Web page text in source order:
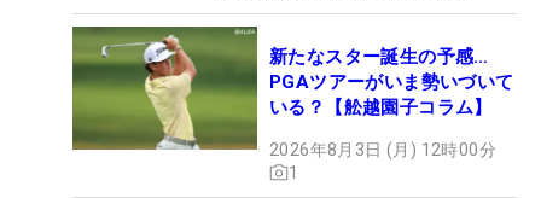
新たなスター誕生の予感…
PGAツアーがいま勢いづいて
いる？【舩越園子コラム】
2026年8月3日 (月) 12時00分
1